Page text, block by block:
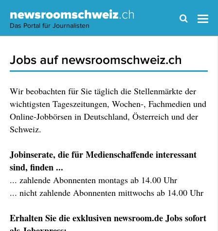
newsroomschweiz.ch
Das Portal für Journalisten
Jobs auf newsroomschweiz.ch
Wir beobachten für Sie täglich die Stellenmärkte der
wichtigsten Tageszeitungen, Wochen-, Fachmedien und
Online-Jobbörsen in Deutschland, Österreich und der
Schweiz.
Jobinserate, die für Medienschaffende interessant
sind, finden ...
... zahlende Abonnenten montags ab 14.00 Uhr
... nicht zahlende Abonnenten mittwochs ab 14.00 Uhr
Erhalten Sie die exklusiven newsroom.de Jobs sofort